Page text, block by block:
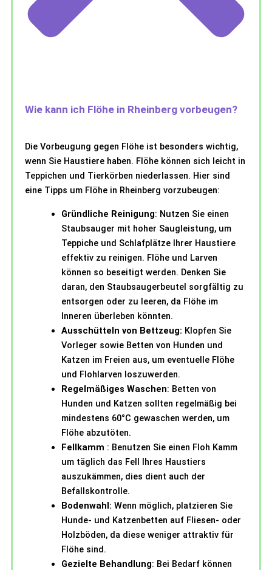
Wie kann ich Flöhe in Rheinberg vorbeugen?
Die Vorbeugung gegen Flöhe ist besonders wichtig,
wenn Sie Haustiere haben. Flöhe können sich leicht in
Teppichen und Tierkörben niederlassen. Hier sind
eine Tipps um Flöhe in Rheinberg vorzubeugen:
Gründliche Reinigung: Nutzen Sie einen
Staubsauger mit hoher Saugleistung, um
Teppiche und Schlafplätze Ihrer Haustiere
effektiv zu reinigen. Flöhe und Larven
können so beseitigt werden. Denken Sie
daran, den Staubsaugerbeutel sorgfältig zu
entsorgen oder zu leeren, da Flöhe im
Inneren überleben könnten.
Ausschütteln von Bettzeug: Klopfen Sie
Vorleger sowie Betten von Hunden und
Katzen im Freien aus, um eventuelle Flöhe
und Flohlarven loszuwerden.
Regelmäßiges Waschen: Betten von
Hunden und Katzen sollten regelmäßig bei
mindestens 60°C gewaschen werden, um
Flöhe abzutöten.
Fellkamm : Benutzen Sie einen Floh Kamm
um täglich das Fell Ihres Haustiers
auszukämmen, dies dient auch der
Befallskontrolle.
Bodenwahl: Wenn möglich, platzieren Sie
Hunde- und Katzenbetten auf Fliesen- oder
Holzböden, da diese weniger attraktiv für
Flöhe sind.
Gezielte Behandlung: Bei Bedarf können